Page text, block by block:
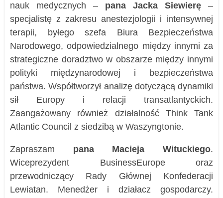
nauk medycznych – pana Jacka Siewierę –
specjalistę z zakresu anestezjologii i intensywnej
terapii, byłego szefa Biura Bezpieczeństwa
Narodowego, odpowiedzialnego między innymi za
strategiczne doradztwo w obszarze między innymi
polityki międzynarodowej i bezpieczeństwa
państwa. Współtworzył analizę dotyczącą dynamiki
sił Europy i relacji transatlantyckich.
Zaangażowany również działalność Think Tank
Atlantic Council z siedzibą w Waszyngtonie.
Zapraszam pana Macieja Wituckiego.
Wiceprezydent BusinessEurope oraz
przewodniczący Rady Głównej Konfederacji
Lewiatan. Menedżer i działacz gospodarczy.